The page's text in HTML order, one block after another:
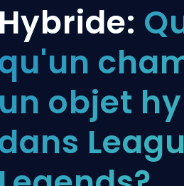
Hybride:
un objet